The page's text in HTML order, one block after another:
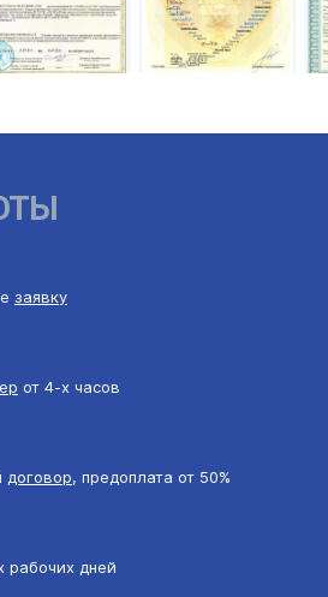
заявку
от 4-х часов
договор, предоплата от 50%
рабочих дней